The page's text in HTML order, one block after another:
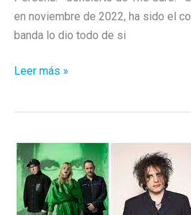
en noviembre de 2022, ha sido el
banda lo dio todo de si
Mejores
de
2022
Leer más »